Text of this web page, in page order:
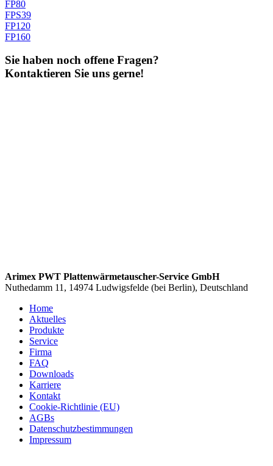
FP80
FPS39
FP120
FP160
Sie haben noch offene Fragen?
Kontaktieren Sie uns gerne!
Arimex PWT Plattenwärmetauscher-Service GmbH
Nuthedamm 11, 14974 Ludwigsfelde (bei Berlin), Deutschland
Home
Aktuelles
Produkte
Service
Firma
FAQ
Downloads
Karriere
Kontakt
Cookie-Richtlinie (EU)
AGBs
Datenschutzbestimmungen
Impressum